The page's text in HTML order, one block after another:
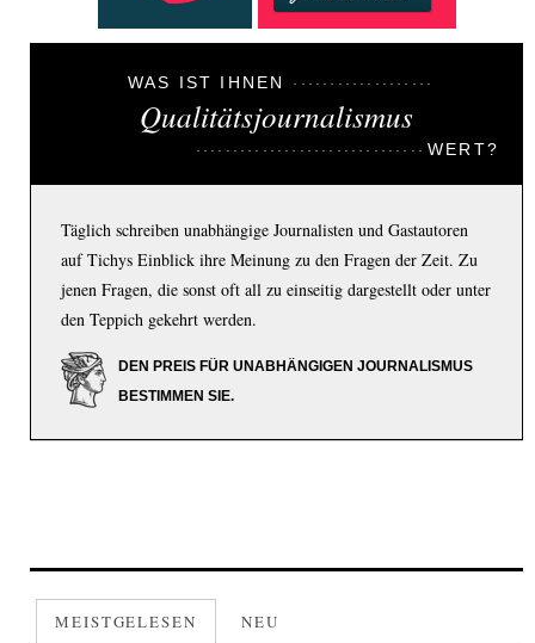
WAS IST IHNEN
Qualitätsjournalismus
WERT?
Täglich schreiben unabhängige Journalisten und Gastautoren
auf Tichys Einblick ihre Meinung zu den Fragen der Zeit. Zu
jenen Fragen, die sonst oft all zu einseitig dargestellt oder unter
den Teppich gekehrt werden.
DEN PREIS FÜR UNABHÄNGIGEN JOURNALISMUS
BESTIMMEN SIE.
MEISTGELESEN NEU